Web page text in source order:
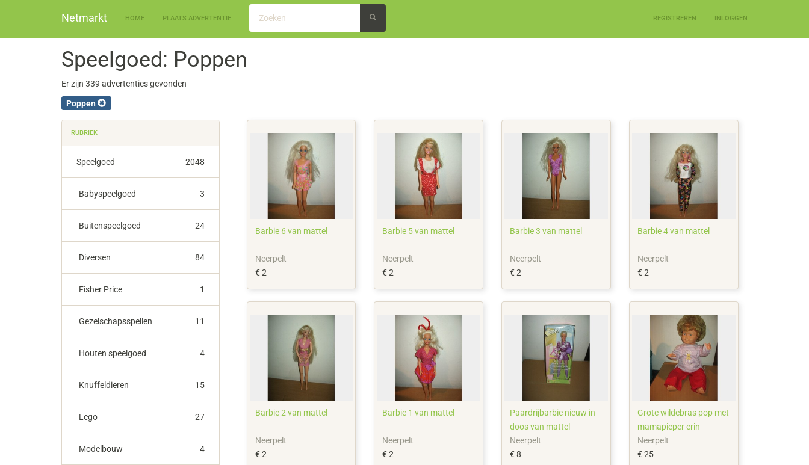
Netmarkt HOME PLAATS ADVERTENTIE REGISTREREN INLOGGEN
Speelgoed: Poppen
Er zijn 339 advertenties gevonden
Poppen
RUBRIEK
Speelgoed 2048
Babyspeelgoed 3
Buitenspeelgoed 24
Diversen 84
Fisher Price 1
Gezelschapsspellen 11
Houten speelgoed 4
Knuffeldieren 15
Lego 27
Modelbouw 4
Barbie 6 van mattel
Neerpelt
€ 2
Barbie 5 van mattel
Neerpelt
€ 2
Barbie 3 van mattel
Neerpelt
€ 2
Barbie 4 van mattel
Neerpelt
€ 2
Barbie 2 van mattel
Neerpelt
€ 2
Barbie 1 van mattel
Neerpelt
€ 2
Paardrijbarbie nieuw in
doos van mattel
Neerpelt
€ 8
Grote wildebras pop met
mamapieper erin
Neerpelt
€ 25